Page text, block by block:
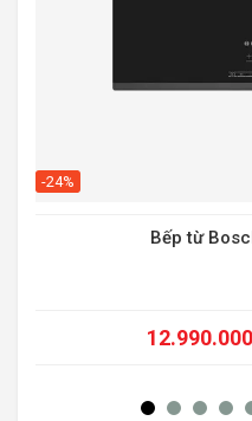
-24%
Bếp từ
12.990.000